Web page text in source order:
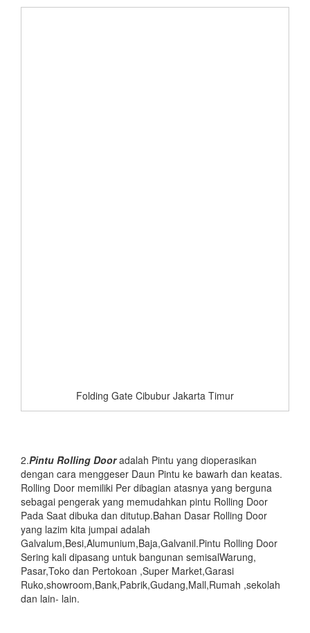
Folding Gate Cibubur Jakarta Timur
2.Pintu Rolling Dooradalah Pintu yang dioperasikan
dengan cara menggeser Daun Pintu ke bawarh dan keatas.
Rolling Door memiliki Per dibagian atasnya yang berguna
sebagai pengerak yang memudahkan pintu Rolling Door
Pada Saat dibuka dan ditutup.Bahan Dasar Rolling Door
yang lazim kita jumpai adalah
Galvalum,Besi,Alumunium,Baja,Galvanil.Pintu Rolling Door
Sering kali dipasang untuk bangunan semisalWarung,
Pasar,Toko dan Pertokoan ,Super Market,Garasi
Ruko,showroom,Bank,Pabrik,Gudang,Mall,Rumah ,sekolah
dan lain- lain.